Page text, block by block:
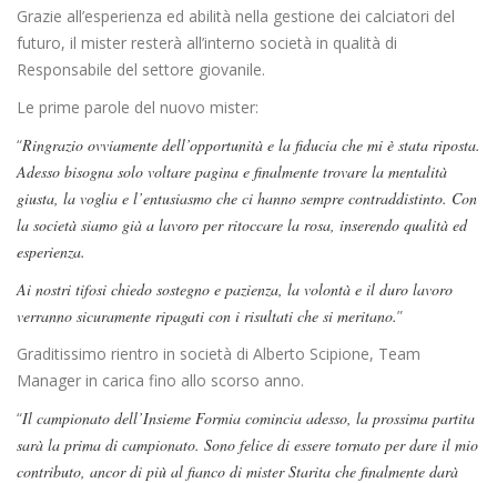
Grazie all’esperienza ed abilità nella gestione dei calciatori del
futuro, il mister resterà all’interno società in qualità di
Responsabile del settore giovanile.
Le prime parole del nuovo mister:
“Ringrazio ovviamente dell’opportunità e la fiducia che mi è stata riposta.
Adesso bisogna solo voltare pagina e finalmente trovare la mentalità
giusta, la voglia e l’entusiasmo che ci hanno sempre contraddistinto. Con
la società siamo già a lavoro per ritoccare la rosa, inserendo qualità ed
esperienza.
Ai nostri tifosi chiedo sostegno e pazienza, la volontà e il duro lavoro
verranno sicuramente ripagati con i risultati che si meritano.”
Graditissimo rientro in società di Alberto Scipione, Team
Manager in carica fino allo scorso anno.
“Il campionato dell’Insieme Formia comincia adesso, la prossima partita
sarà la prima di campionato. Sono felice di essere tornato per dare il mio
contributo, ancor di più al fianco di mister Starita che finalmente darà